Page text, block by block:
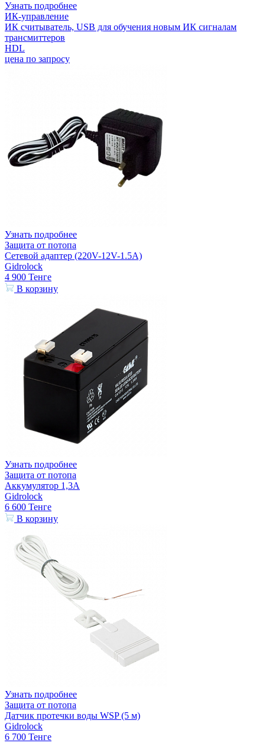
Узнать подробнее
ИК-управление
ИК считыватель, USB для обучения новым ИК сигналам
трансмиттеров
HDL
цена по запросу
Узнать подробнее
Защита от потопа
Сетевой адаптер (220V-12V-1.5A)
Gidrolock
4 900 Тенге
В корзину
Узнать подробнее
Защита от потопа
Аккумулятор 1,3А
Gidrolock
6 600 Тенге
В корзину
Узнать подробнее
Защита от потопа
Датчик протечки воды WSP (5 м)
Gidrolock
6 700 Тенге